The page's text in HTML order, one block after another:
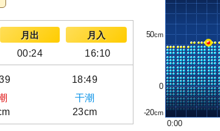
月出
月入
00:24 16:10
18:49
干潮
23cm
50
0
-20
0:00